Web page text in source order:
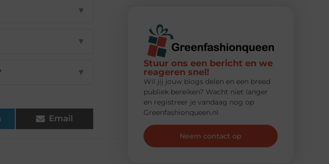
▼
▼
▼
Email
Stuur ons een bericht en we
reageren snel!
Wil jij jouw blogs delen en een breed
publiek bereiken? Wacht niet langer
en registreer je vandaag nog op
Greenfashionqueen.nl
Neem contact op